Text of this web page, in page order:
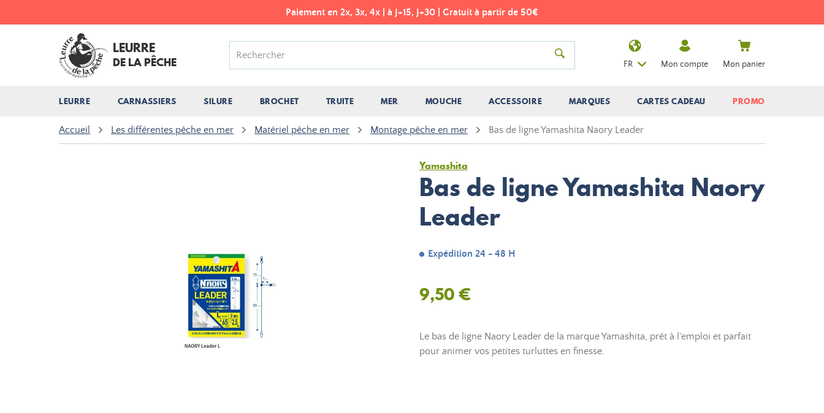
Paiement en 2x, 3x, 4x | à J+15, J+30 | Gratuit à partir de 50€
LEURRE
DE LA PÊCHE
LEURRE CARNASSIERS SILURE BROCHET TRUITE MER MOUCHE ACCESSOIRE MARQUES CARTES CADEAU PROMO
FR Mon compte Mon panier
Accueil Les différentes pêche en mer Matériel pêche en mer Montage pêche en mer Bas de ligne Yamashita Naory Leader
Yamashita
Bas de ligne Yamashita Naory
Leader
Expédition 24 - 48 H
9,50 €
Le bas de ligne Naory Leader de la marque Yamashita, prêt à l'emploi et parfait
pour animer vos petites turluttes en finesse.